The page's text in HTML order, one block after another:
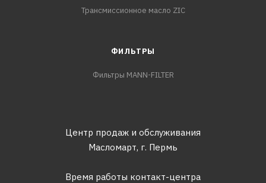
Трансмиссионное масло ZIC
ФИЛЬТРЫ
Фильтры MANN-FILTER
Центр продаж и обслуживания
Масломарт, г. Пермь
Время работы контакт-центра